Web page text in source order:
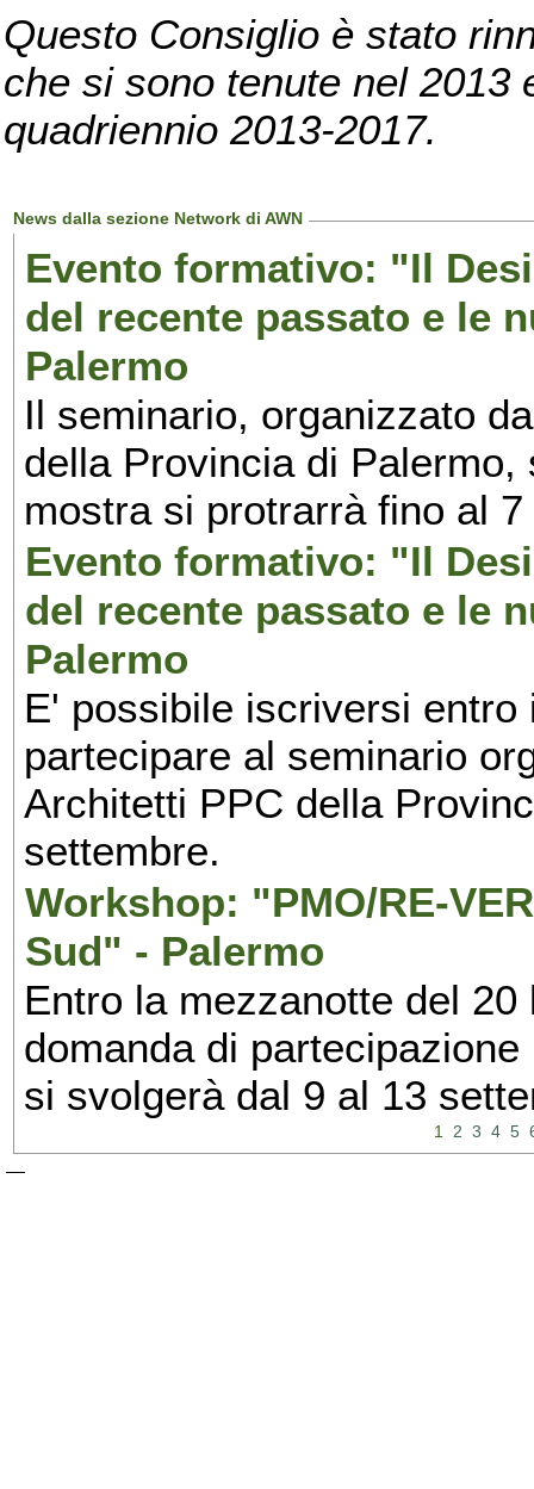
Questo Consiglio è stato
che si sono tenute nel 2013
quadriennio 2013-2017.
News dalla sezione Network di AWN
Evento formativo: "Il
del recente passato e le
Palermo
Il seminario, organizzato
della Provincia di
mostra si protrarrà fino al
Evento formativo: "Il
del recente passato e le
Palermo
E' possibile iscriversi
partecipare al seminario
Architetti PPC della
settembre.
Workshop: "PMO/RE-
Sud" - Palermo
Entro la mezzanotte del
domanda di
si svolgerà dal 9 al 13
1 2 3 4 5